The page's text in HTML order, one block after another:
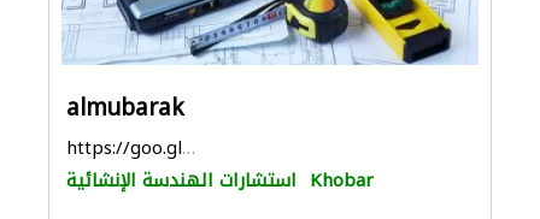
almubarak
https://goo.gl/maps/1T6gkLB593CMeTYQ9
استشارات الهندسة الإنشائية Khobar